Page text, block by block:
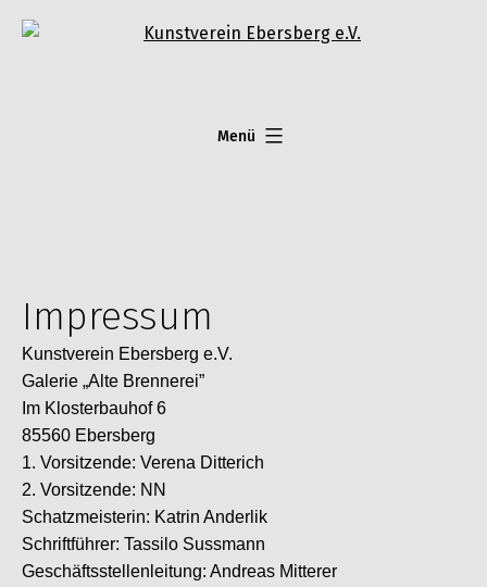
Inhalt
Menü
Impressum
Kunstverein Ebersberg e.V.
Galerie „Alte Brennerei”
Im Klosterbauhof 6
85560 Ebersberg
1. Vorsitzende: Verena Ditterich
2. Vorsitzende: NN
Schatzmeisterin: Katrin Anderlik
Schriftführer: Tassilo Sussmann
Geschäftsstellenleitung: Andreas Mitterer